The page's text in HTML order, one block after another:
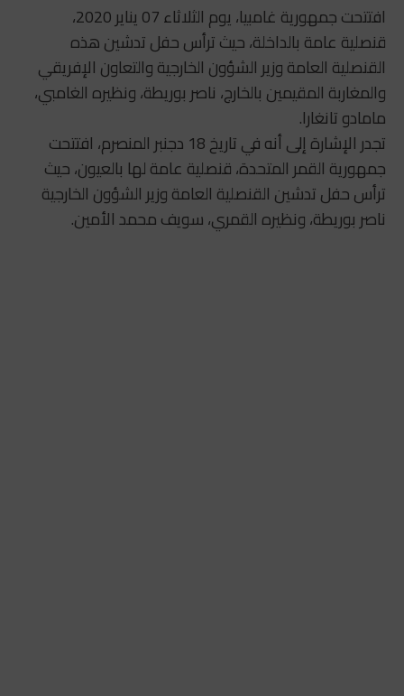
افتتحت جمهورية غامبيا، يوم الثلاثاء 07 يناير 2020،
قنصلية عامة بالداخلة، حيث ترأس حفل تدشين هذه
القنصلية العامة وزير الشؤون الخارجية والتعاون الإفريقي
والمغاربة المقيمين بالخارج، ناصر بوريطة، ونظيره الغامبي،
مامادو تانغارا.
تجدر الإشارة إلى أنه في تاريخ 18 دجنبر المنصرم، افتتحت
جمهورية القمر المتحدة، قنصلية عامة لها بالعيون، حيث
ترأس حفل تدشين القنصلية العامة وزير الشؤون الخارجية
ناصر بوريطة، ونظيره القمري، سويف محمد الأمين.